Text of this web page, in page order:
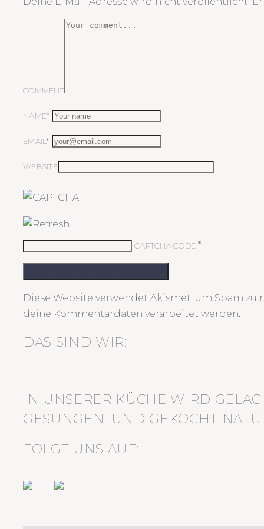
COMMENT
NAME*
EMAIL*
WEBSITE
CAPTCHA CODE *
Diese Website verwendet Akismet, um Spam zu
deine Kommentardaten verarbeitet werden.
DAS SIND WIR:
IN UNSERER KÜCHE WIRD
GESUNGEN. UND GEKOCHT
FOLGT UNS AUF: